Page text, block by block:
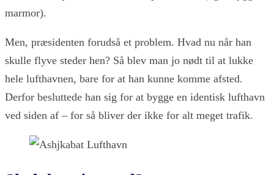
marmor).
Men, præsidenten forudså et problem. Hvad nu når han
skulle flyve steder hen? Så blev man jo nødt til at lukke
hele lufthavnen, bare for at han kunne komme afsted.
Derfor besluttede han sig for at bygge en identisk lufthavn
ved siden af – for så bliver der ikke for alt meget trafik.